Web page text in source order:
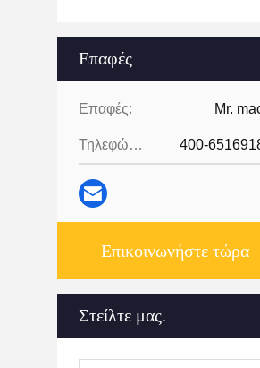
Επαφές
Επαφές: Mr.
Τηλεφώνημα: 400-
Επικοινωνήστε τώρα
Στείλτε μας.